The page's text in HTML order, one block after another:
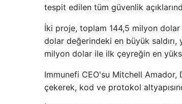
tespit edilen tüm güvenlik
İki proje, toplam 144,5 milyon dolar
dolar değerindeki en büyük saldırı,
milyon dolar ile ilk çeyreğin en
Immunefi CEO'su Mitchell Amador,
çekerek, kod ve protokol